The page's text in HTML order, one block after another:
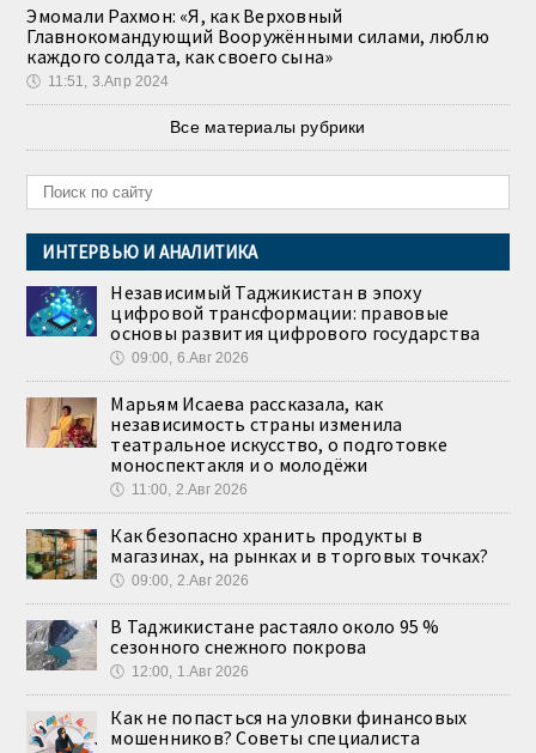
Эмомали Рахмон: «Я, как Верховный
Главнокомандующий Вооружёнными силами, люблю
каждого солдата, как своего сына»
🕔 11:51, 3.Апр 2024
Все материалы рубрики
ИНТЕРВЬЮ И АНАЛИТИКА
Независимый Таджикистан в эпоху
цифровой трансформации: правовые
основы развития цифрового государства
🕔 09:00, 6.Авг 2026
Марьям Исаева рассказала, как
независимость страны изменила
театральное искусство, о подготовке
моноспектакля и о молодёжи
🕔 11:00, 2.Авг 2026
Как безопасно хранить продукты в
магазинах, на рынках и в торговых точках?
🕔 09:00, 2.Авг 2026
В Таджикистане растаяло около 95 %
сезонного снежного покрова
🕔 12:00, 1.Авг 2026
Как не попасться на уловки финансовых
мошенников? Советы специалиста